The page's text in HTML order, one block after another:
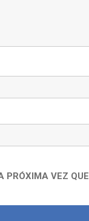
PRÓXIMA VEZ QUE